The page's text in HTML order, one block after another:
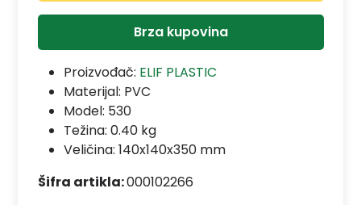
Brza kupovina
Proizvođač: ELIF PLASTIC
Materijal: PVC
Model: 530
Težina: 0.40 kg
Veličina: 140x140x350 mm
Šifra artikla:000102266